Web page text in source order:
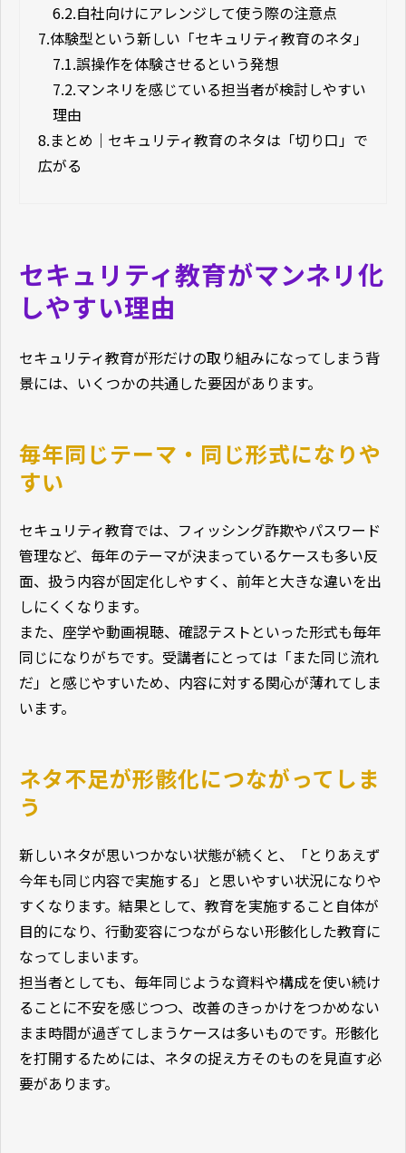
6.2.自社向けにアレンジして使う際の注意点
7.体験型という新しい「セキュリティ教育のネタ」
7.1.誤操作を体験させるという発想
7.2.マンネリを感じている担当者が検討しやすい
理由
8.まとめ｜セキュリティ教育のネタは「切り口」で
広がる
セキュリティ教育がマンネリ化
しやすい理由
セキュリティ教育が形だけの取り組みになってしまう背
景には、いくつかの共通した要因があります。
毎年同じテーマ・同じ形式になりや
すい
セキュリティ教育では、フィッシング詐欺やパスワード
管理など、毎年のテーマが決まっているケースも多い反
面、扱う内容が固定化しやすく、前年と大きな違いを出
しにくくなります。
また、座学や動画視聴、確認テストといった形式も毎年
同じになりがちです。受講者にとっては「また同じ流れ
だ」と感じやすいため、内容に対する関心が薄れてしま
います。
ネタ不足が形骸化につながってしま
う
新しいネタが思いつかない状態が続くと、「とりあえず
今年も同じ内容で実施する」と思いやすい状況になりや
すくなります。結果として、教育を実施すること自体が
目的になり、行動変容につながらない形骸化した教育に
なってしまいます。
担当者としても、毎年同じような資料や構成を使い続け
ることに不安を感じつつ、改善のきっかけをつかめない
まま時間が過ぎてしまうケースは多いものです。形骸化
を打開するためには、ネタの捉え方そのものを見直す必
要があります。